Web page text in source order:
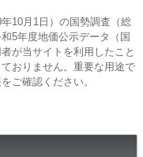
10月1日）の国勢調査（総
5年度地価公示データ（国
が当サイトを利用したこと
おりません。重要な用途で
ご確認ください。